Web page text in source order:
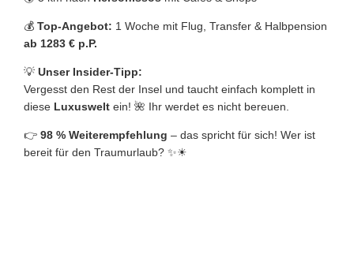
💰 Top-Angebot: 1 Woche mit Flug, Transfer & Halbpension
ab 1283 € p.P.
💡 Unser Insider-Tipp:
Vergesst den Rest der Insel und taucht einfach komplett in
diese Luxuswelt ein! 🌺 Ihr werdet es nicht bereuen.
👉 98 % Weiterempfehlung – das spricht für sich! Wer ist
bereit für den Traumurlaub? ✨☀